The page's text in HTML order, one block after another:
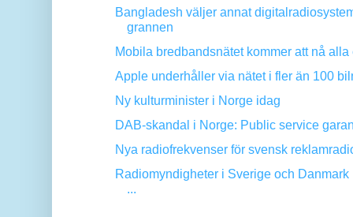
Bangladesh väljer annat
grannen
Mobila bredbandsnätet kommer att nå alla
Apple underhåller via nätet i fler än 100
Ny kulturminister i Norge idag
DAB-skandal i Norge: Public service
Nya radiofrekvenser för svensk
Radiomyndigheter i Sverige och Danmark